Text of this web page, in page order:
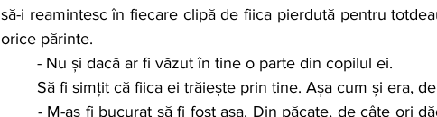
să-i reamintesc în fiecare clipă de fiica pierdută pentru
orice părinte.
	- Nu și dacă ar fi văzut în tine o parte din copilul ei.
Să fi simțit că fiica ei trăiește prin tine. Așa cum și era, de